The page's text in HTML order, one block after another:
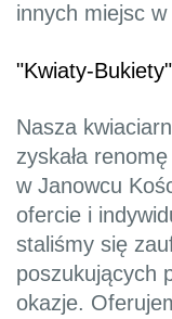
innych miejsc w
"Kwiaty-
Nasza
zyskała
w Janowcu
ofercie i
staliśmy się
poszukujących
okazje.